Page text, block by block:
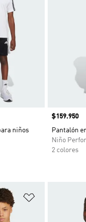
niños
Precio
$159.950
Pantalón
Niño
2 colores
Añadir a la